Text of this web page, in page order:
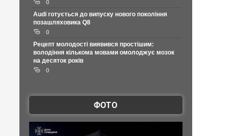
0
Audi готується до випуску нового покоління
позашляховика Q8
0
Рецепт молодості виявився простішим:
володіння кількома мовами омолоджує мозок
на десяток років
0
ФОТО